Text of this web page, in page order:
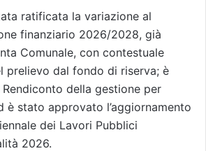
ratificata la variazione al
finanziario 2026/2028, già
Comunale, con contestuale
prelievo dal fondo di riserva; è
della gestione per
è stato approvato l’aggiornamento
dei Lavori Pubblici
2026.